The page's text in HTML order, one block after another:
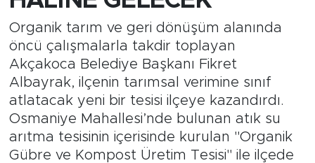
Organik tarım ve geri dönüşüm alanında
öncü çalışmalarla takdir toplayan
Akçakoca Belediye Başkanı Fikret
Albayrak, ilçenin tarımsal verimine sınıf
atlatacak yeni bir tesisi ilçeye kazandırdı.
Osmaniye Mahallesi’nde bulunan atık su
arıtma tesisinin içerisinde kurulan "Organik
Gübre ve Kompost Üretim Tesisi" ile ilçede
Yerel Haber
Öncü Radyo Dinle
Öncü TV İzle
Tüm Manşetler
Son Dakika Haberleri
Haber Arşivi